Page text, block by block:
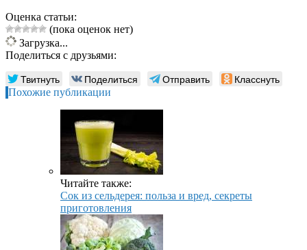
Оценка статьи:
(пока оценок нет)
Загрузка...
Поделиться с друзьями:
Твитнуть Поделиться Отправить Класснуть
Похожие публикации
Читайте также:
Сок из сельдерея: польза и вред, секреты
приготовления